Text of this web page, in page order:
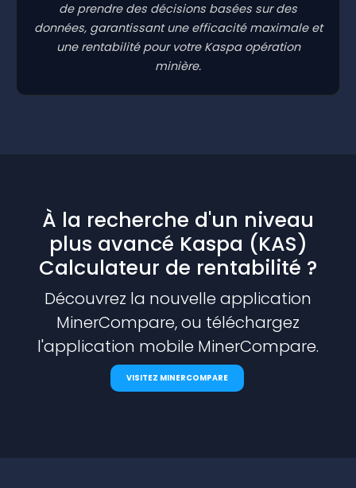
de prendre des décisions basées sur des
données, garantissant une efficacité maximale et
une rentabilité pour votre Kaspa opération
minière.
À la recherche d'un niveau
plus avancé Kaspa (KAS)
Calculateur de rentabilité ?
Découvrez la nouvelle application
MinerCompare, ou téléchargez
l'application mobile MinerCompare.
VISITEZ MINERCOMPARE